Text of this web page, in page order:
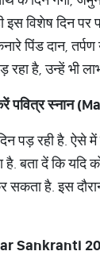
इस विशेष दिन
पिंड दान,
है, उन्हें भी
पवित्र स्नान
पड़ रही है.
है. बता दें कि
सकता है. इस
Sankranti